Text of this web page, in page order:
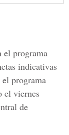
el programa
indicativas
programa
el viernes
de